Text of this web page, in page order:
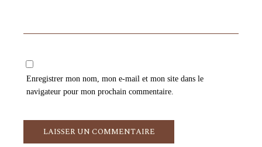
Enregistrer mon nom, mon e-mail et mon site dans le
navigateur pour mon prochain commentaire.